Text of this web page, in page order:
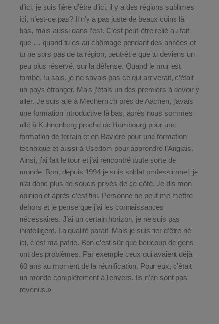
d’ici, je suis fière d’être d’ici, il y a des régions sublimes
ici, n’est-ce pas? Il n’y a pas juste de beaux coins là
bas, mais aussi dans l’est. C’est peut-être relié au fait
que … quand tu es au chômage pendant des années et
tu ne sors pas de ta région, peut-être que tu deviens un
peu plus réservé, sur la défense. Quand le mur est
tombé, tu sais, je ne savais pas ce qui arriverait, c’était
un pays étranger. Mais j’étais un des premiers à devoir y
aller. Je suis allé à Mechernich près de Aachen, j’avais
une formation introductive là bas, après nous sommes
allé à Kuhnenberg proche de Hambourg pour une
formation de terrain et en Bavière pour une formation
technique et aussi à Usedom pour apprendre l’Anglais.
Ainsi, j’ai fait le tour et j’ai rencontré toute sorte de
monde. Bon, depuis 1994 je suis soldat professionnel, je
n’ai donc plus de soucis privés de ce côté. Je dis mon
opinion et après c’est fini. Personne ne peut me mettre
dehors et je pense que j’ai les connaissances
nécessaires. J’ai un certain horizon, je ne suis pas
inintelligent. La qualité parait. Mais je suis fier d’être né
ici, c’est ma patrie. Bon c’est sûr que beucoup de gens
ont des problèmes. Par exemple ceux qui avaient déjà
60 ans au moment de la réunification. Pour eux, c’était
un monde complètement à l’envers. Ils n’en sont pas
revenus.»